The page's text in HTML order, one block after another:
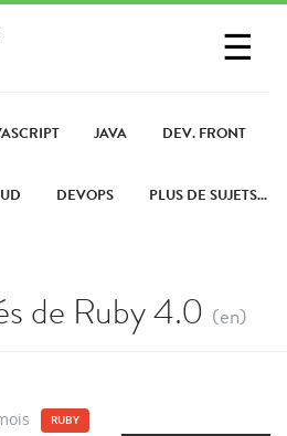
☰
UN LIENJAVA DEV. FRONT
DEVOPS PLUS DE SUJETS...
de Ruby 4.0 (en)
RUBY